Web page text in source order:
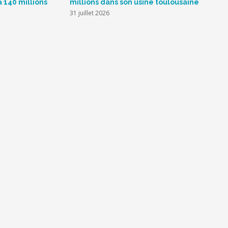
140 millions
millions dans son usine toulousaine
31 juillet 2026